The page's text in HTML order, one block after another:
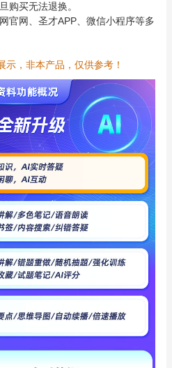
购买无法退换。
官网、圣才APP、微信小程序等多
示，非本产品，仅供参考！